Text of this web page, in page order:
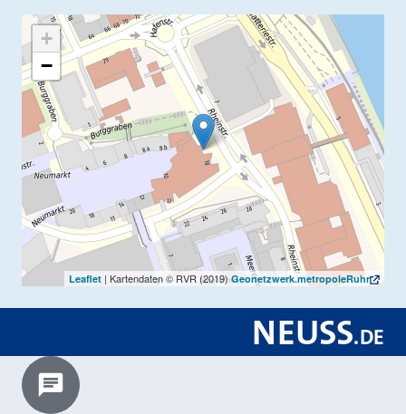
+
−
Leaflet | Kartendaten © RVR (2019)Geonetzwerk.metropoleRuhr
NEUSS.DE
Chatbot laden?